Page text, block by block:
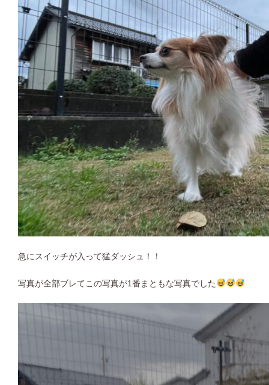
急にスイッチが入って猛ダッシュ！！
写真が全部ブレてこの写真が1番まともな写真でした